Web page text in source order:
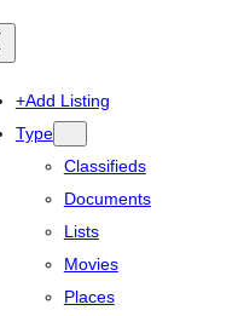
+Add Listing
Type
Classifieds
Documents
Lists
Movies
Places